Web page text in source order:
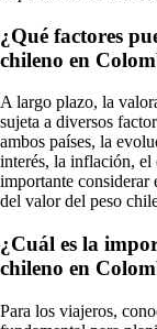
¿Qué factores
chileno en
A largo plazo, la
sujeta a diversos
ambos países, la
interés, la inflación, el
importante considerar
del valor del peso
¿Cuál es la
chileno en
Para los viajeros,